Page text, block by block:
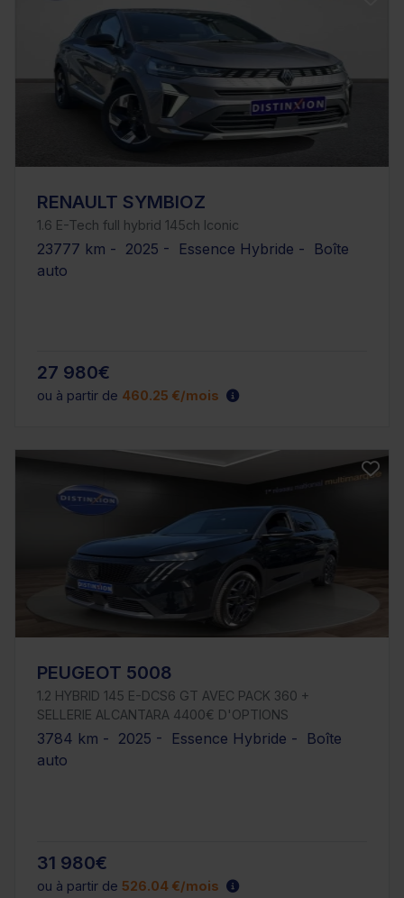
RENAULT SYMBIOZ
1.6 E-Tech full hybrid 145ch Iconic
23777 km - 2025 - Essence Hybride - Boîte
auto
27 980€
ou à partir de 460.25 €/mois
PEUGEOT 5008
1.2 HYBRID 145 E-DCS6 GT AVEC PACK 360 +
SELLERIE ALCANTARA 4400€ D'OPTIONS
3784 km - 2025 - Essence Hybride - Boîte
auto
31 980€
ou à partir de 526.04 €/mois